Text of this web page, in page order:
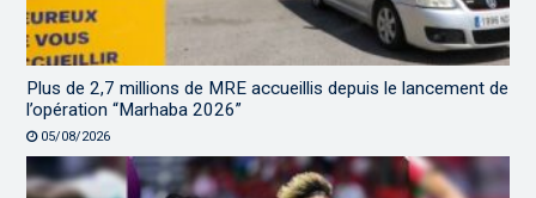
Plus de 2,7 millions de MRE accueillis depuis le lancement de
l’opération “Marhaba 2026”
05/08/2026